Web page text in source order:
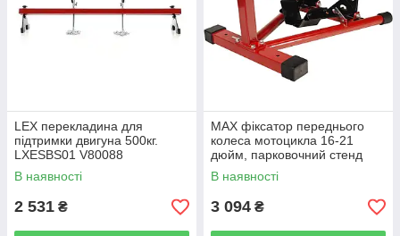
LEX перекладина для
підтримки двигуна 500кг.
LXESBS01 V80088
В наявності
2 531 ₴
MAX фіксатор переднього
колеса мотоцикла 16-21
дюйм, парковочний стенд
(Wheel Chock)
В наявності
3 094 ₴